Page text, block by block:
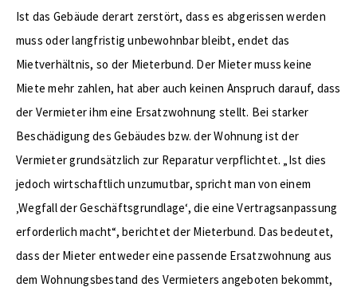
Ist das Gebäude derart zerstört, dass es abgerissen werden
muss oder langfristig unbewohnbar bleibt, endet das
Mietverhältnis, so der Mieterbund. Der Mieter muss keine
Miete mehr zahlen, hat aber auch keinen Anspruch darauf, dass
der Vermieter ihm eine Ersatzwohnung stellt. Bei starker
Beschädigung des Gebäudes bzw. der Wohnung ist der
Vermieter grundsätzlich zur Reparatur verpflichtet. „Ist dies
jedoch wirtschaftlich unzumutbar, spricht man von einem
‚Wegfall der Geschäftsgrundlage‘, die eine Vertragsanpassung
erforderlich macht“, berichtet der Mieterbund. Das bedeutet,
dass der Mieter entweder eine passende Ersatzwohnung aus
dem Wohnungsbestand des Vermieters angeboten bekommt,